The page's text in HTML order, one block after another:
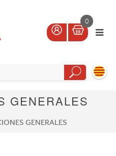
0
GENERALES
GENERALES